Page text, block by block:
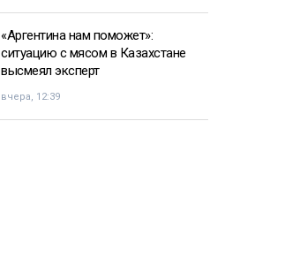
«Аргентина нам поможет»:
ситуацию с мясом в Казахстане
высмеял эксперт
вчера, 12:39